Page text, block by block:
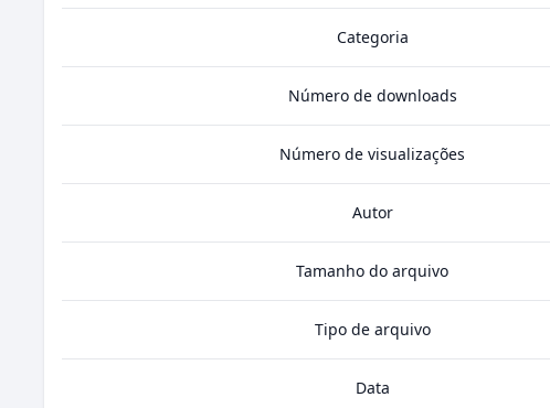
Categoria
Número de downloads
Número de visualizações
Autor
Tamanho do arquivo
Tipo de arquivo
Data